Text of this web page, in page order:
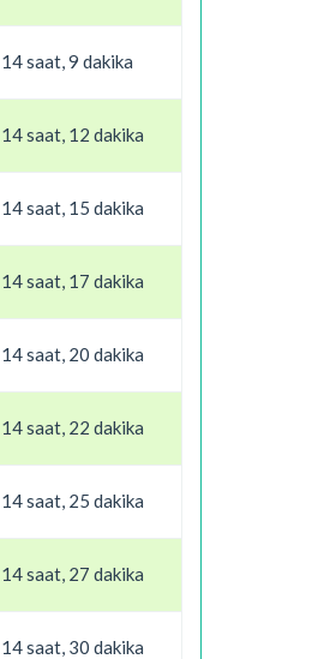
14 saat, 9 dakika
14 saat, 12 dakika
14 saat, 15 dakika
14 saat, 17 dakika
14 saat, 20 dakika
14 saat, 22 dakika
14 saat, 25 dakika
14 saat, 27 dakika
14 saat, 30 dakika